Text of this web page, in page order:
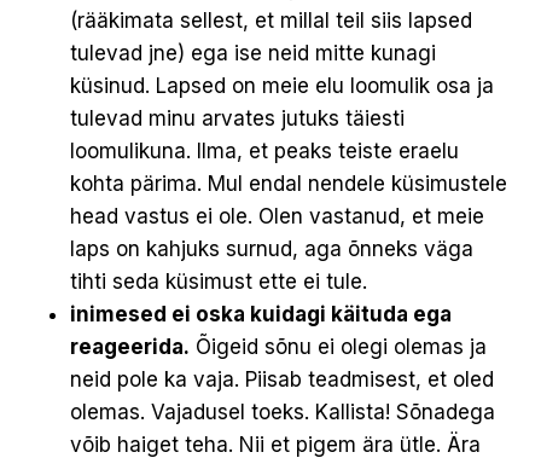
(rääkimata sellest, et millal teil siis lapsed
tulevad jne) ega ise neid mitte kunagi
küsinud. Lapsed on meie elu loomulik osa ja
tulevad minu arvates jutuks täiesti
loomulikuna. Ilma, et peaks teiste eraelu
kohta pärima. Mul endal nendele küsimustele
head vastus ei ole. Olen vastanud, et meie
laps on kahjuks surnud, aga õnneks väga
tihti seda küsimust ette ei tule.
inimesed ei oska kuidagi käituda ega
reageerida. Õigeid sõnu ei olegi olemas ja
neid pole ka vaja. Piisab teadmisest, et oled
olemas. Vajadusel toeks. Kallista! Sõnadega
võib haiget teha. Nii et pigem ära ütle. Ära